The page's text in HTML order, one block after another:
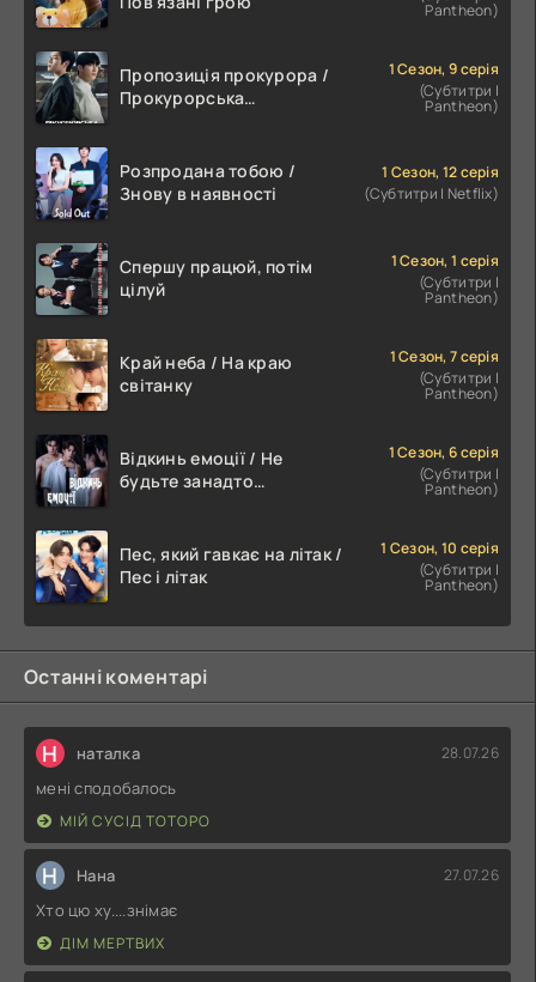
Pantheon)
Пропозиція прокурора /
Прокурорська
1 Сезон, 9 серія
(Субтитри |
Pantheon)
Розпродана тобою /
Знову в наявності
1 Сезон, 12 серія
(Субтитри | Netflix)
Спершу працюй, потім
цілуй
1 Сезон, 1 серія
(Субтитри |
Pantheon)
Край неба / На краю
світанку
1 Сезон, 7 серія
(Субтитри |
Pantheon)
Відкинь емоції / Не
будьте занадто
1 Сезон, 6 серія
(Субтитри |
Pantheon)
Пес, який гавкає на літак /
Пес і літак
1 Сезон, 10 серія
(Субтитри |
Pantheon)
Останні коментарі
Н наталка 28.07.26
мені сподобалось
МІЙ СУСІД ТОТОРО
Н Нана 27.07.26
Хто цю ху....знімає
ДІМ МЕРТВИХ